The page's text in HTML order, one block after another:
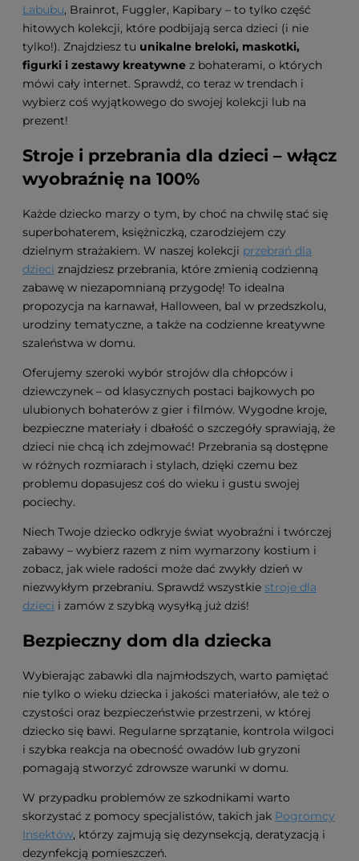
Labubu, Brainrot, Fuggler, Kapibary – to tylko część
hitowych kolekcji, które podbijają serca dzieci (i nie
tylko!). Znajdziesz tu unikalne breloki, maskotki,
figurki i zestawy kreatywne z bohaterami, o których
mówi cały internet. Sprawdź, co teraz w trendach i
wybierz coś wyjątkowego do swojej kolekcji lub na
prezent!
Stroje i przebrania dla dzieci – włącz
wyobraźnię na 100%
Każde dziecko marzy o tym, by choć na chwilę stać się
superbohaterem, księżniczką, czarodziejem czy
dzielnym strażakiem. W naszej kolekcji przebrań dla
dzieci znajdziesz przebrania, które zmienią codzienną
zabawę w niezapomnianą przygodę! To idealna
propozycja na karnawał, Halloween, bal w przedszkolu,
urodziny tematyczne, a także na codzienne kreatywne
szaleństwa w domu.
Oferujemy szeroki wybór strojów dla chłopców i
dziewczynek – od klasycznych postaci bajkowych po
ulubionych bohaterów z gier i filmów. Wygodne kroje,
bezpieczne materiały i dbałość o szczegóły sprawiają, że
dzieci nie chcą ich zdejmować! Przebrania są dostępne
w różnych rozmiarach i stylach, dzięki czemu bez
problemu dopasujesz coś do wieku i gustu swojej
pociechy.
Niech Twoje dziecko odkryje świat wyobraźni i twórczej
zabawy – wybierz razem z nim wymarzony kostium i
zobacz, jak wiele radości może dać zwykły dzień w
niezwykłym przebraniu. Sprawdź wszystkie stroje dla
dzieci i zamów z szybką wysyłką już dziś!
Bezpieczny dom dla dziecka
Wybierając zabawki dla najmłodszych, warto pamiętać
nie tylko o wieku dziecka i jakości materiałów, ale też o
czystości oraz bezpieczeństwie przestrzeni, w której
dziecko się bawi. Regularne sprzątanie, kontrola wilgoci
i szybka reakcja na obecność owadów lub gryzoni
pomagają stworzyć zdrowsze warunki w domu.
W przypadku problemów ze szkodnikami warto
skorzystać z pomocy specjalistów, takich jak Pogromcy
Insektów, którzy zajmują się dezynsekcją, deratyzacją i
dezynfekcją pomieszczeń.